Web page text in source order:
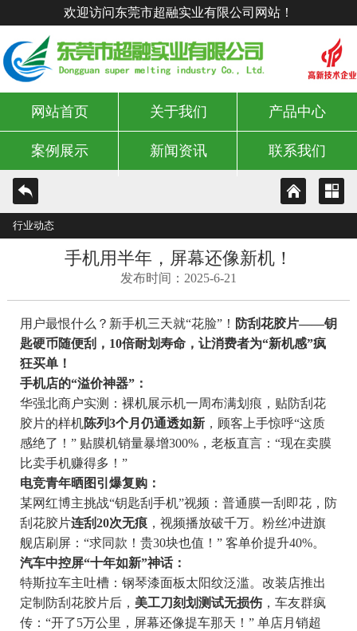
欢迎访问东莞市超融实业有限公司网站！
网站首页 关于我们 产品中心
案例展示 新闻资讯 联系我们
行业动态
手机用半年，屏幕还像新机！
发布时间：2025-6-21
用户最恨什么？新手机三天就“花脸”！ 防刮花胶片——钥
匙硬币随便刮，10倍耐划寿命，让消费者为“新机感”疯
狂买单！
手机店的“溢价神器”：
华强北商户实测：裸机展示机一周布满划痕，贴防刮花
胶片的样机陈列3个月仍通透如新，顾客上手惊呼“这质
感绝了！” 贴膜机销量暴增300%，老板直言：“现在卖膜
比卖手机赚得多！”
电竞青年晒图引爆复购：
某网红博主挑战“钥匙刮手机”视频：普通膜一刮即花，防
刮花胶片连刮20次无痕，视频播放破千万。粉丝冲进旗
舰店刷屏：“求同款！贵30块也值！” 客单价提升40%。
汽车中控屏“十年如新”神话：
特斯拉车主吐槽：钢琴漆面板太阳纹泛滥。改装店推出
定制防刮花胶片后， 美工刀刻划测试无损伤，车友群疯
传：“开了5万公里，屏幕还像提车那天！” 单店月销超